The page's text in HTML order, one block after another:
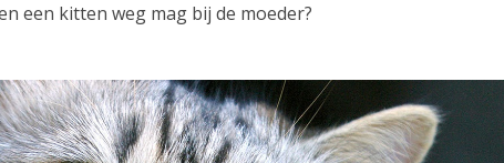
een kitten weg mag bij de moeder?